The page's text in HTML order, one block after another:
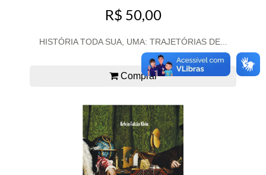
R$ 50,00
HISTÓRIA TODA SUA, UMA: TRAJETÓRIAS DE...
Comprar